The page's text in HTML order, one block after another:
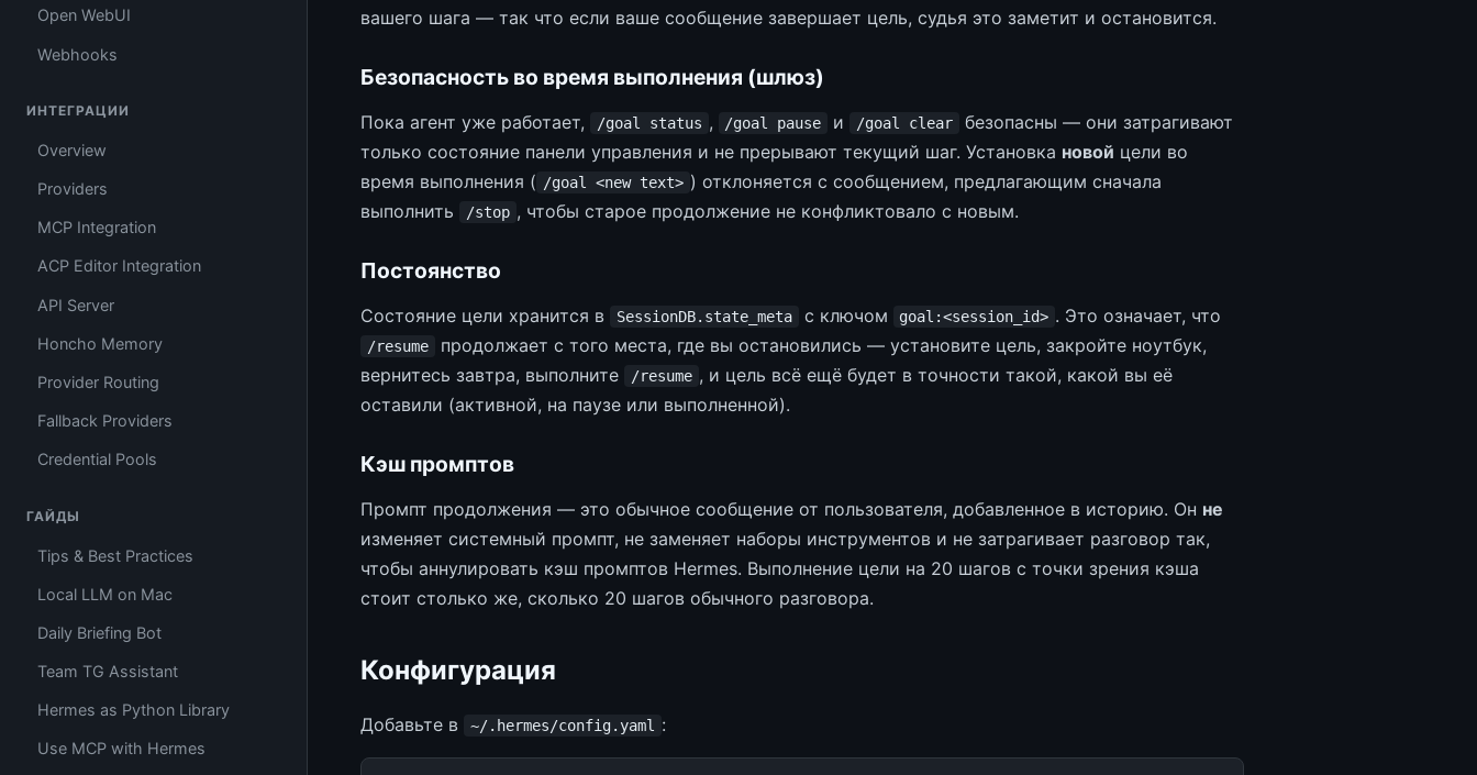
Open WebUI
Webhooks
ИНТЕГРАЦИИ
Overview
Providers
MCP Integration
ACP Editor Integration
API Server
Honcho Memory
Provider Routing
Fallback Providers
Credential Pools
ГАЙДЫ
Tips & Best Practices
Local LLM on Mac
Daily Briefing Bot
Team TG Assistant
Hermes as Python Library
Use MCP with Hermes
вашего шага — так что если ваше сообщение завершает цель, судья это заметит и остановится.
Безопасность во время выполнения (шлюз)
Пока агент уже работает, /goal status , /goal pause и /goal clear
безопасны — они затрагивают
только состояние панели управления и не прерывают текущий шаг. Установка новой цели во
время выполнения ( /goal <new text> ) отклоняется с сообщением, предлагающим сначала
выполнить
/stop , чтобы старое продолжение не конфликтовало с новым.
Постоянство
Состояние цели хранится в SessionDB.state_meta с ключом goal:<session_id> . Это означает, что
/resume
продолжает с того места, где вы остановились — установите цель, закройте ноутбук,
вернитесь завтра, выполните
/resume , и цель всё ещё будет в точности такой, какой вы её
оставили (активной, на паузе или выполненной).
Кэш промптов
Промпт продолжения — это обычное сообщение от пользователя, добавленное в историю. Он не
изменяет системный промпт, не заменяет наборы инструментов и не затрагивает разговор так,
чтобы аннулировать кэш промптов Hermes. Выполнение цели на 20 шагов с точки зрения кэша
стоит столько же, сколько 20 шагов обычного разговора.
Конфигурация
Добавьте в ~/.hermes/config.yaml :